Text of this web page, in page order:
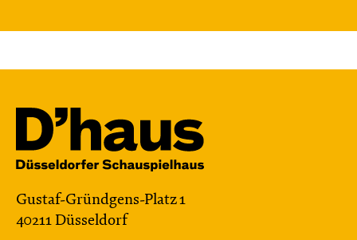
Gustaf-Gründgens-Platz 1
40211 Düsseldorf